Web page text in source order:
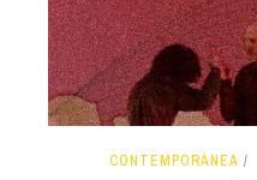
CONTEMPORÁNEA